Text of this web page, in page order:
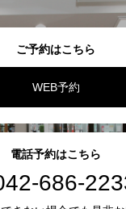
ご予約はこちら
WEB予約
電話予約はこちら
686-